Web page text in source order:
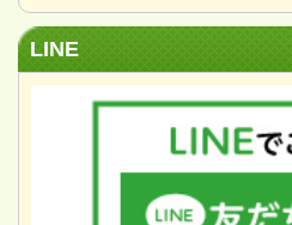
LINE